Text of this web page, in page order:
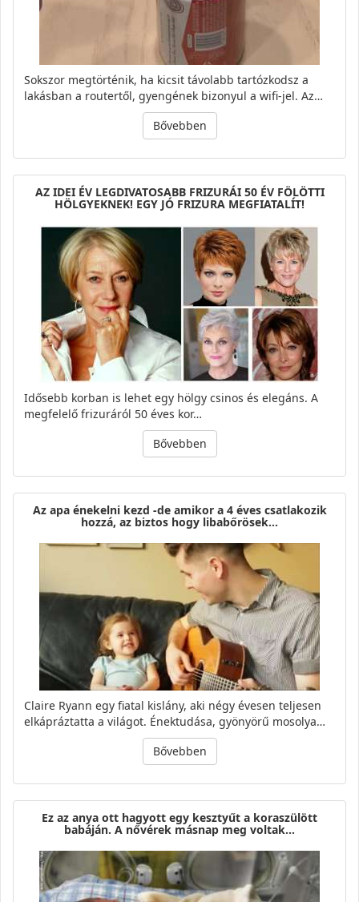
Sokszor megtörténik, ha kicsit távolabb tartózkodsz a
lakásban a routertől, gyengének bizonyul a wifi-jel. Az…
Bővebben
AZ IDEI ÉV LEGDIVATOSABB FRIZURÁI 50 ÉV FÖLÖTTI
HÖLGYEKNEK! EGY JÓ FRIZURA MEGFIATALÍT!
Idősebb korban is lehet egy hölgy csinos és elegáns. A
megfelelő frizuráról 50 éves kor…
Bővebben
Az apa énekelni kezd -de amikor a 4 éves csatlakozik
hozzá, az biztos hogy libabőrösek…
Claire Ryann egy fiatal kislány, aki négy évesen teljesen
elkápráztatta a világot. Énektudása, gyönyörű mosolya…
Bővebben
Ez az anya ott hagyott egy kesztyűt a koraszülött
babáján. A nővérek másnap meg voltak…